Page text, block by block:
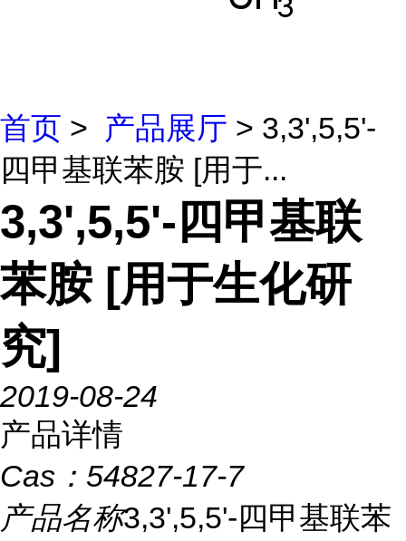
首页 > 产品展厅 > 3,3',5,5'-
四甲基联苯胺 [用于...
3,3',5,5'-四甲基联
苯胺 [用于生化研
究]
2019-08-24
产品详情
Cas： 54827-17-7
产品名称3,3',5,5'-四甲基联苯